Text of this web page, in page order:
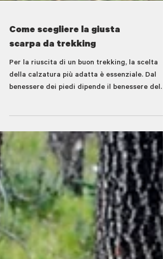
scarpa da trekking
Per la riuscita di un buon trekking, la scelta
della calzatura più adatta è essenziale. Dal
benessere dei piedi dipende il benessere del
camminatore ed è bene soffermarsi con
attenzione su questo tema.